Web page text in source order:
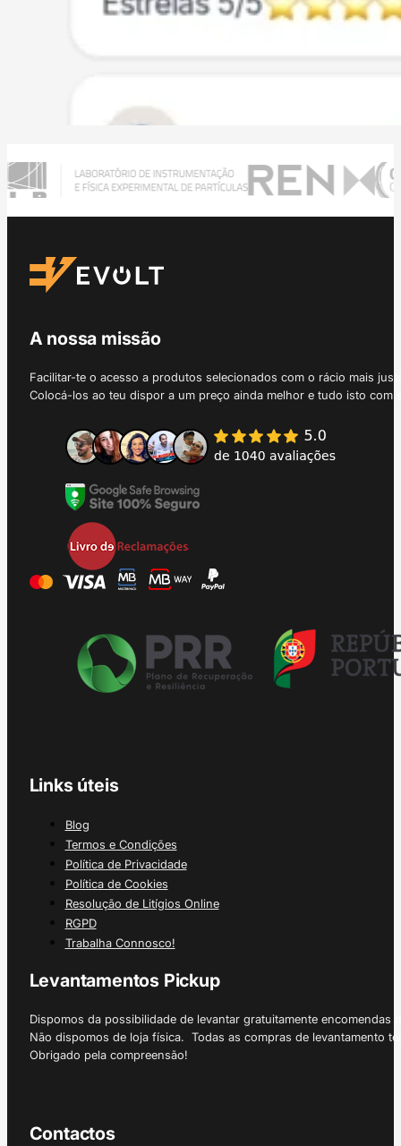
A nossa missão
Facilitar-te o acesso a produtos selecionados com o rácio mais
Colocá-los ao teu dispor a um preço ainda melhor e tudo isto
Links úteis
Blog
Termos e Condições
Política de Privacidade
Política de Cookies
Resolução de Litígios Online
RGPD
Trabalha Connosco!
Levantamentos Pickup
Dispomos da possibilidade de levantar gratuitamente
Não dispomos de loja física. Todas as compras de levantamento
Obrigado pela compreensão!
Contactos